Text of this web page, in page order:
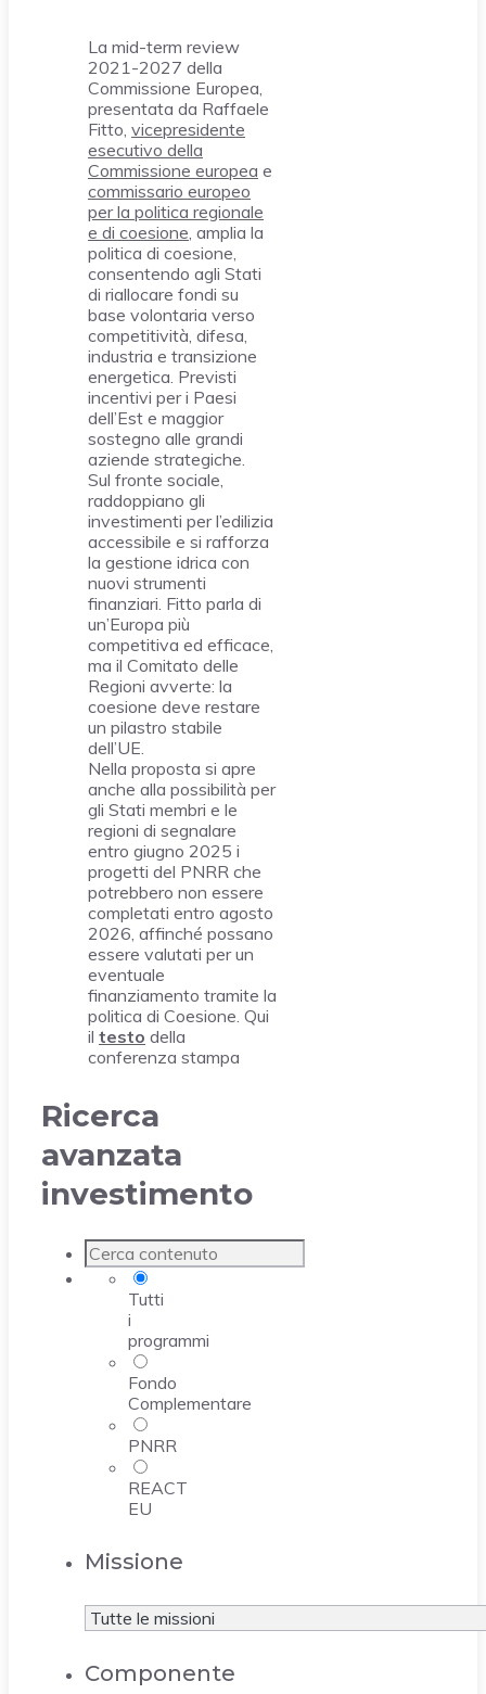
La mid-term review
2021-2027 della
Commissione Europea,
presentata da Raffaele
Fitto, vicepresidente
esecutivo della
Commissione europea e
commissario europeo
per la politica regionale
e di coesione, amplia la
politica di coesione,
consentendo agli Stati
di riallocare fondi su
base volontaria verso
competitività, difesa,
industria e transizione
energetica. Previsti
incentivi per i Paesi
dell’Est e maggior
sostegno alle grandi
aziende strategiche.
Sul fronte sociale,
raddoppiano gli
investimenti per l’edilizia
accessibile e si rafforza
la gestione idrica con
nuovi strumenti
finanziari. Fitto parla di
un’Europa più
competitiva ed efficace,
ma il Comitato delle
Regioni avverte: la
coesione deve restare
un pilastro stabile
dell’UE.
Nella proposta si apre
anche alla possibilità per
gli Stati membri e le
regioni di segnalare
entro giugno 2025 i
progetti del PNRR che
potrebbero non essere
completati entro agosto
2026, affinché possano
essere valutati per un
eventuale
finanziamento tramite la
politica di Coesione. Qui
il testo della
conferenza stampa
Ricerca
avanzata
investimento
Tutti
i
programmi
Fondo
Complementare
PNRR
REACT
EU
Missione
Componente